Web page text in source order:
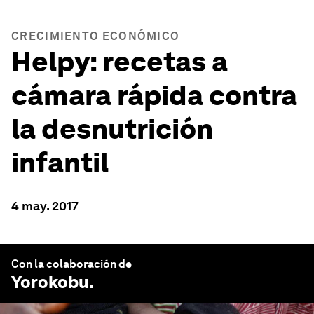
CRECIMIENTO ECONÓMICO
Helpy: recetas a
cámara rápida contra
la desnutrición
infantil
4 may. 2017
Con la colaboración de
Yorokobu.